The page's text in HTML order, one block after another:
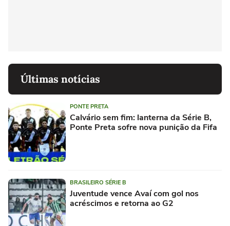
Últimas notícias
PONTE PRETA
Calvário sem fim: lanterna da Série B,
Ponte Preta sofre nova punição da Fifa
BRASILEIRO SÉRIE B
Juventude vence Avaí com gol nos
acréscimos e retorna ao G2